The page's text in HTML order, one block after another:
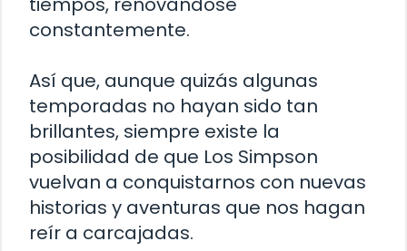
constantemente.
Así que, aunque quizás algunas
temporadas no hayan sido tan
brillantes, siempre existe la
posibilidad de que Los Simpson
vuelvan a conquistarnos con nuevas
historias y aventuras que nos hagan
reír a carcajadas.